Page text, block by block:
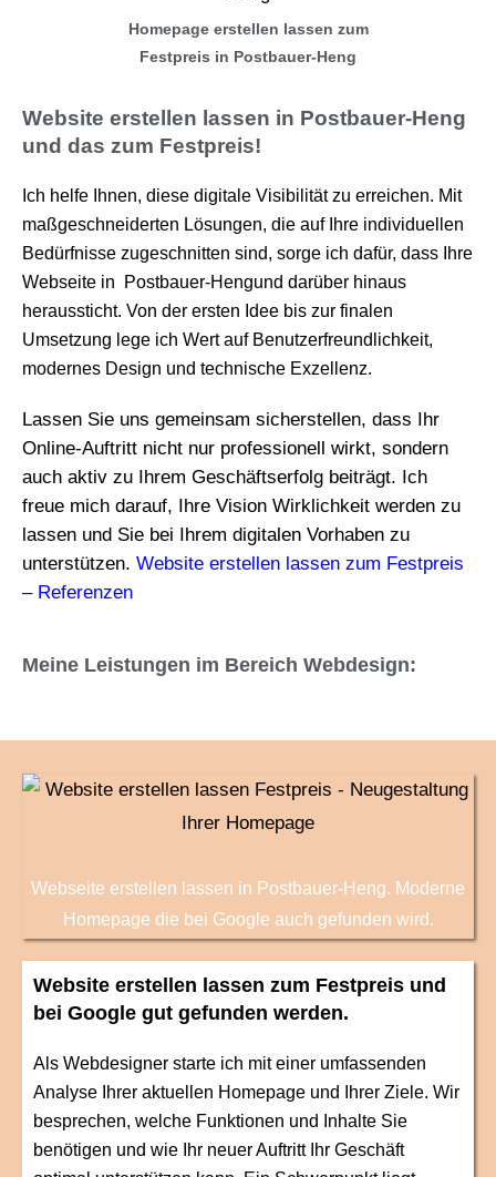
Homepage erstellen lassen zum
Festpreis in Postbauer-Heng
Website erstellen lassen in Postbauer-Heng
und das zum Festpreis!
Ich helfe Ihnen, diese digitale Visibilität zu erreichen. Mit
maßgeschneiderten Lösungen, die auf Ihre individuellen
Bedürfnisse zugeschnitten sind, sorge ich dafür, dass Ihre
Webseite in Postbauer-Hengund darüber hinaus
heraussticht. Von der ersten Idee bis zur finalen
Umsetzung lege ich Wert auf Benutzerfreundlichkeit,
modernes Design und technische Exzellenz.
Lassen Sie uns gemeinsam sicherstellen, dass Ihr
Online-Auftritt nicht nur professionell wirkt, sondern
auch aktiv zu Ihrem Geschäftserfolg beiträgt. Ich
freue mich darauf, Ihre Vision Wirklichkeit werden zu
lassen und Sie bei Ihrem digitalen Vorhaben zu
unterstützen. Website erstellen lassen zum Festpreis
– Referenzen
Meine Leistungen im Bereich Webdesign:
Webseite erstellen lassen in Postbauer-Heng. Moderne
Homepage die bei Google auch gefunden wird.
Website erstellen lassen zum Festpreis und
bei Google gut gefunden werden.
Als Webdesigner starte ich mit einer umfassenden
Analyse Ihrer aktuellen Homepage und Ihrer Ziele. Wir
besprechen, welche Funktionen und Inhalte Sie
benötigen und wie Ihr neuer Auftritt Ihr Geschäft